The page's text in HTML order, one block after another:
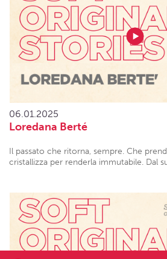
06.01.2025
Loredana Berté
Il passato che ritorna, sempre. Che
cristallizza per renderla immutabile. Dal